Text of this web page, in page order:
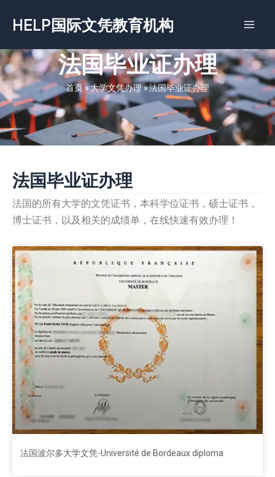
容
HELP国际文凭教育机构
法国毕业证办理
首页 »大学文凭办理»法国毕业证办理
法国毕业证办理
法国的所有大学的文凭证书，本科学位证书，硕士证书，
博士证书，以及相关的成绩单，在线快速有效办理！
法国波尔多大学文凭-Université de Bordeaux diploma
PagePagePage